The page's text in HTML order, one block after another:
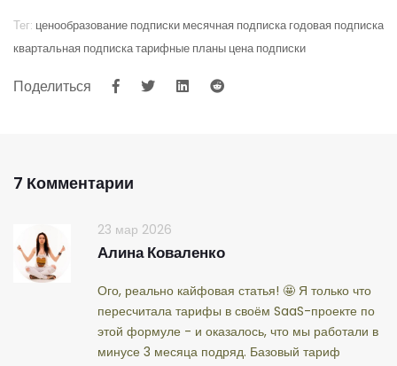
Тег: ценообразование подписки месячная подписка годовая подписка
квартальная подпискатарифные планы цена подписки
Поделиться
7 Комментарии
23 мар 2026
Алина Коваленко
Ого, реально кайфовая статья! 🤩 Я только что
пересчитала тарифы в своём SaaS-проекте по
этой формуле - и оказалось, что мы работали в
минусе 3 месяца подряд. Базовый тариф